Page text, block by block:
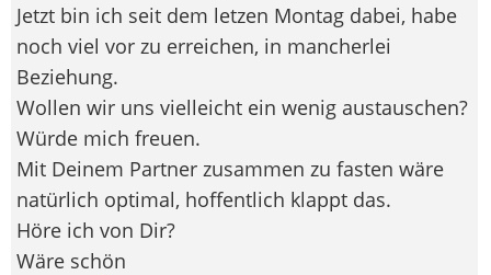
Jetzt bin ich seit dem letzen Montag dabei, habe
noch viel vor zu erreichen, in mancherlei
Beziehung.
Wollen wir uns vielleicht ein wenig austauschen?
Würde mich freuen.
Mit Deinem Partner zusammen zu fasten wäre
natürlich optimal, hoffentlich klappt das.
Höre ich von Dir?
Wäre schön